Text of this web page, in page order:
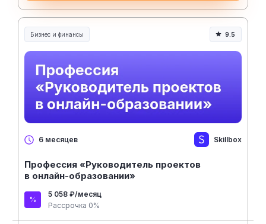
Бизнес и финансы 9.5
6 месяцев Skillbox
Профессия «Руководитель проектов
в онлайн-образовании»
5 058 ₽/месяц
Рассрочка 0%